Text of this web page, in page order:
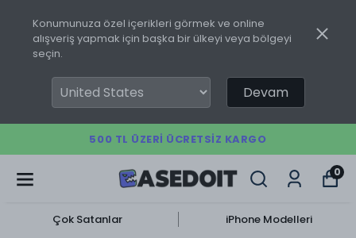
Konumunuza özel içerikleri görmek ve online
alışveriş yapmak için başka bir ülkeyi veya bölgeyi
seçin.
Devam
500 TL ÜZERI ÜCRETSIZ KARGO
0
Çok Satanlar iPhone Modelleri